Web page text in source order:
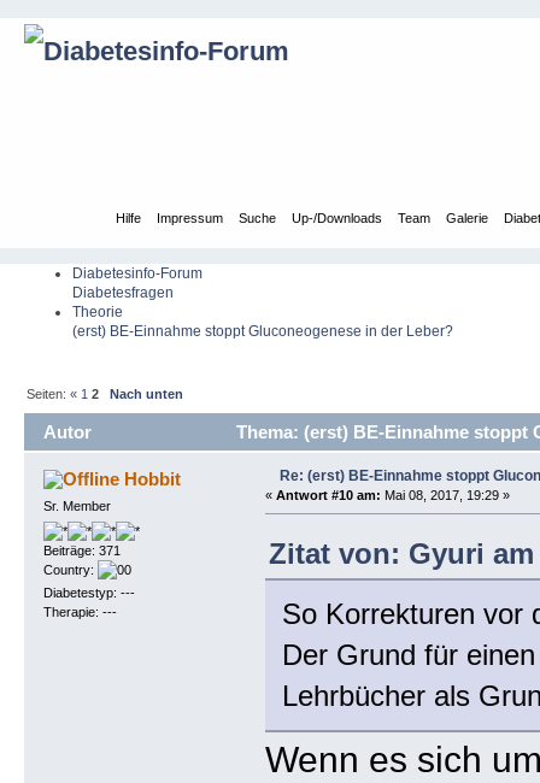
Hilfe Impressum Suche Up-/Downloads Team Galerie
Diabetesinfo-Forum
Diabetesfragen
Theorie
(erst) BE-Einnahme stoppt Gluconeogenese in der Leber?
Seiten:« 1 2 Nach unten
Autor Thema: (erst) BE-Einnahme stoppt
Hobbit
Sr. Member
Beiträge: 371
Country:
Diabetestyp: ---
Therapie: ---
Re: (erst) BE-Einnahme stoppt
« Antwort #10 am: Mai 08, 2017, 19:29 »
Zitat von: Gyuri am
So Korrekturen vor
Der Grund für
Lehrbücher als
Wenn es sich